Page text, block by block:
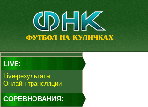
LIVE:
Live-результаты
Онлайн трансляции
СОРЕВНОВАНИЯ: